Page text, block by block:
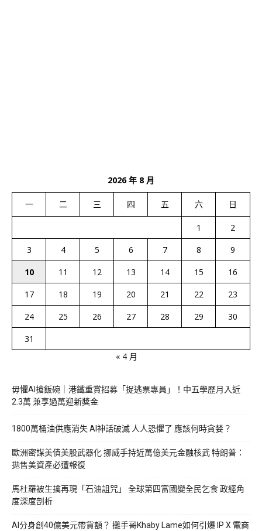
2026 年 8 月
一 二 三 四 五 六 日
1
2
3
4 5 6 7 8
9
10
11 12 13 14 15
16
17
18 19 20 21 22
23
24
25 26 27 28 29
30
31
« 4 月
毋懼AI搶飯碗｜港鐵重賞招募「捉逃票專員」！中五學歷月入近
2.3萬 兼享過萬迎新獎金
1800萬桶油供應消失 AI神話破滅 人人恐懼了 應該何時貪婪？
歐洲密謀美債美股武器化 挪威手持近萬億美元金融核武 特朗普：
拋售美資產必遭報復
馬杜羅被生擒再現「石油詛咒」 全球第四富國變全民乞食 政經角
度深度剖析
AI分身創40億美元帶貨額？ 攤手哥Khaby Lame如何引爆 IP X 電商